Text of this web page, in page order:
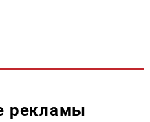
рекламы